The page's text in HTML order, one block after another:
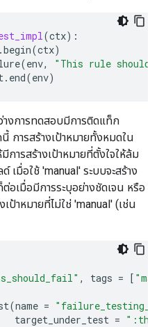
(ctx):
.begin(ctx)
(env,
"This rule should
. end(env)
างการทดสอบมีการติดแท็ก
การสร้างเป้าหมายทั้งหมดใน
การสร้างเป้าหมายที่ตั้งใจให้ล้ม
เมื่อใช้ 'manual' ระบบจะสร้าง
อเมื่อมีการระบุอย่างชัดเจน หรือ
ป้าหมายที่ไม่ใช่ 'manual' (เช่น
, tags = [
(name =
target_under_test =